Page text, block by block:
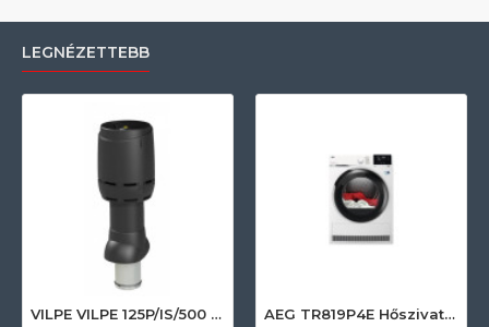
LEGNÉZETTEBB
VILPE VILPE 125P/IS/500 FLOW tetőszellőző, fekete Szellőztető ventilátor tartozékok AEG TR819P4E Hőszivattyús szárítógép